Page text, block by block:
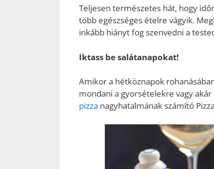
Teljesen természetes hát, hogy
több egészséges ételre vágyik.
inkább hiányt fog szenvedni a
Iktass be salátanapokat!
Amikor a hétköznapok
mondani a gyorsételekre vagy
pizza nagyhatalmának számító